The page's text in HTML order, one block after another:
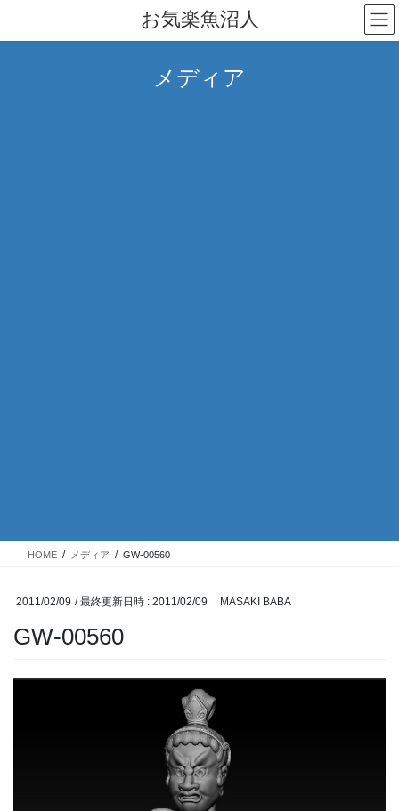
テ
ゲ
お気楽魚沼人
メディア
HOME メディア GW-00560
2011/02/09 / 最終更新日時 : 2011/02/09 MASAKI BABA
GW-00560